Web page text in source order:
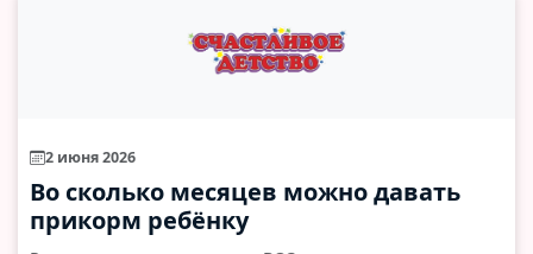
2 июня 2026
Во сколько месяцев можно давать
прикорм ребёнку